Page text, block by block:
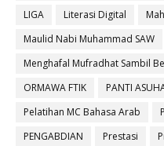
LIGA
Literasi Digital
Maulid Nabi Muhammad SAW
Menghafal Mufradhat Sambil
ORMAWA FTIK
PANTI
Pelatihan MC Bahasa Arab
PENGABDIAN
Prestasi